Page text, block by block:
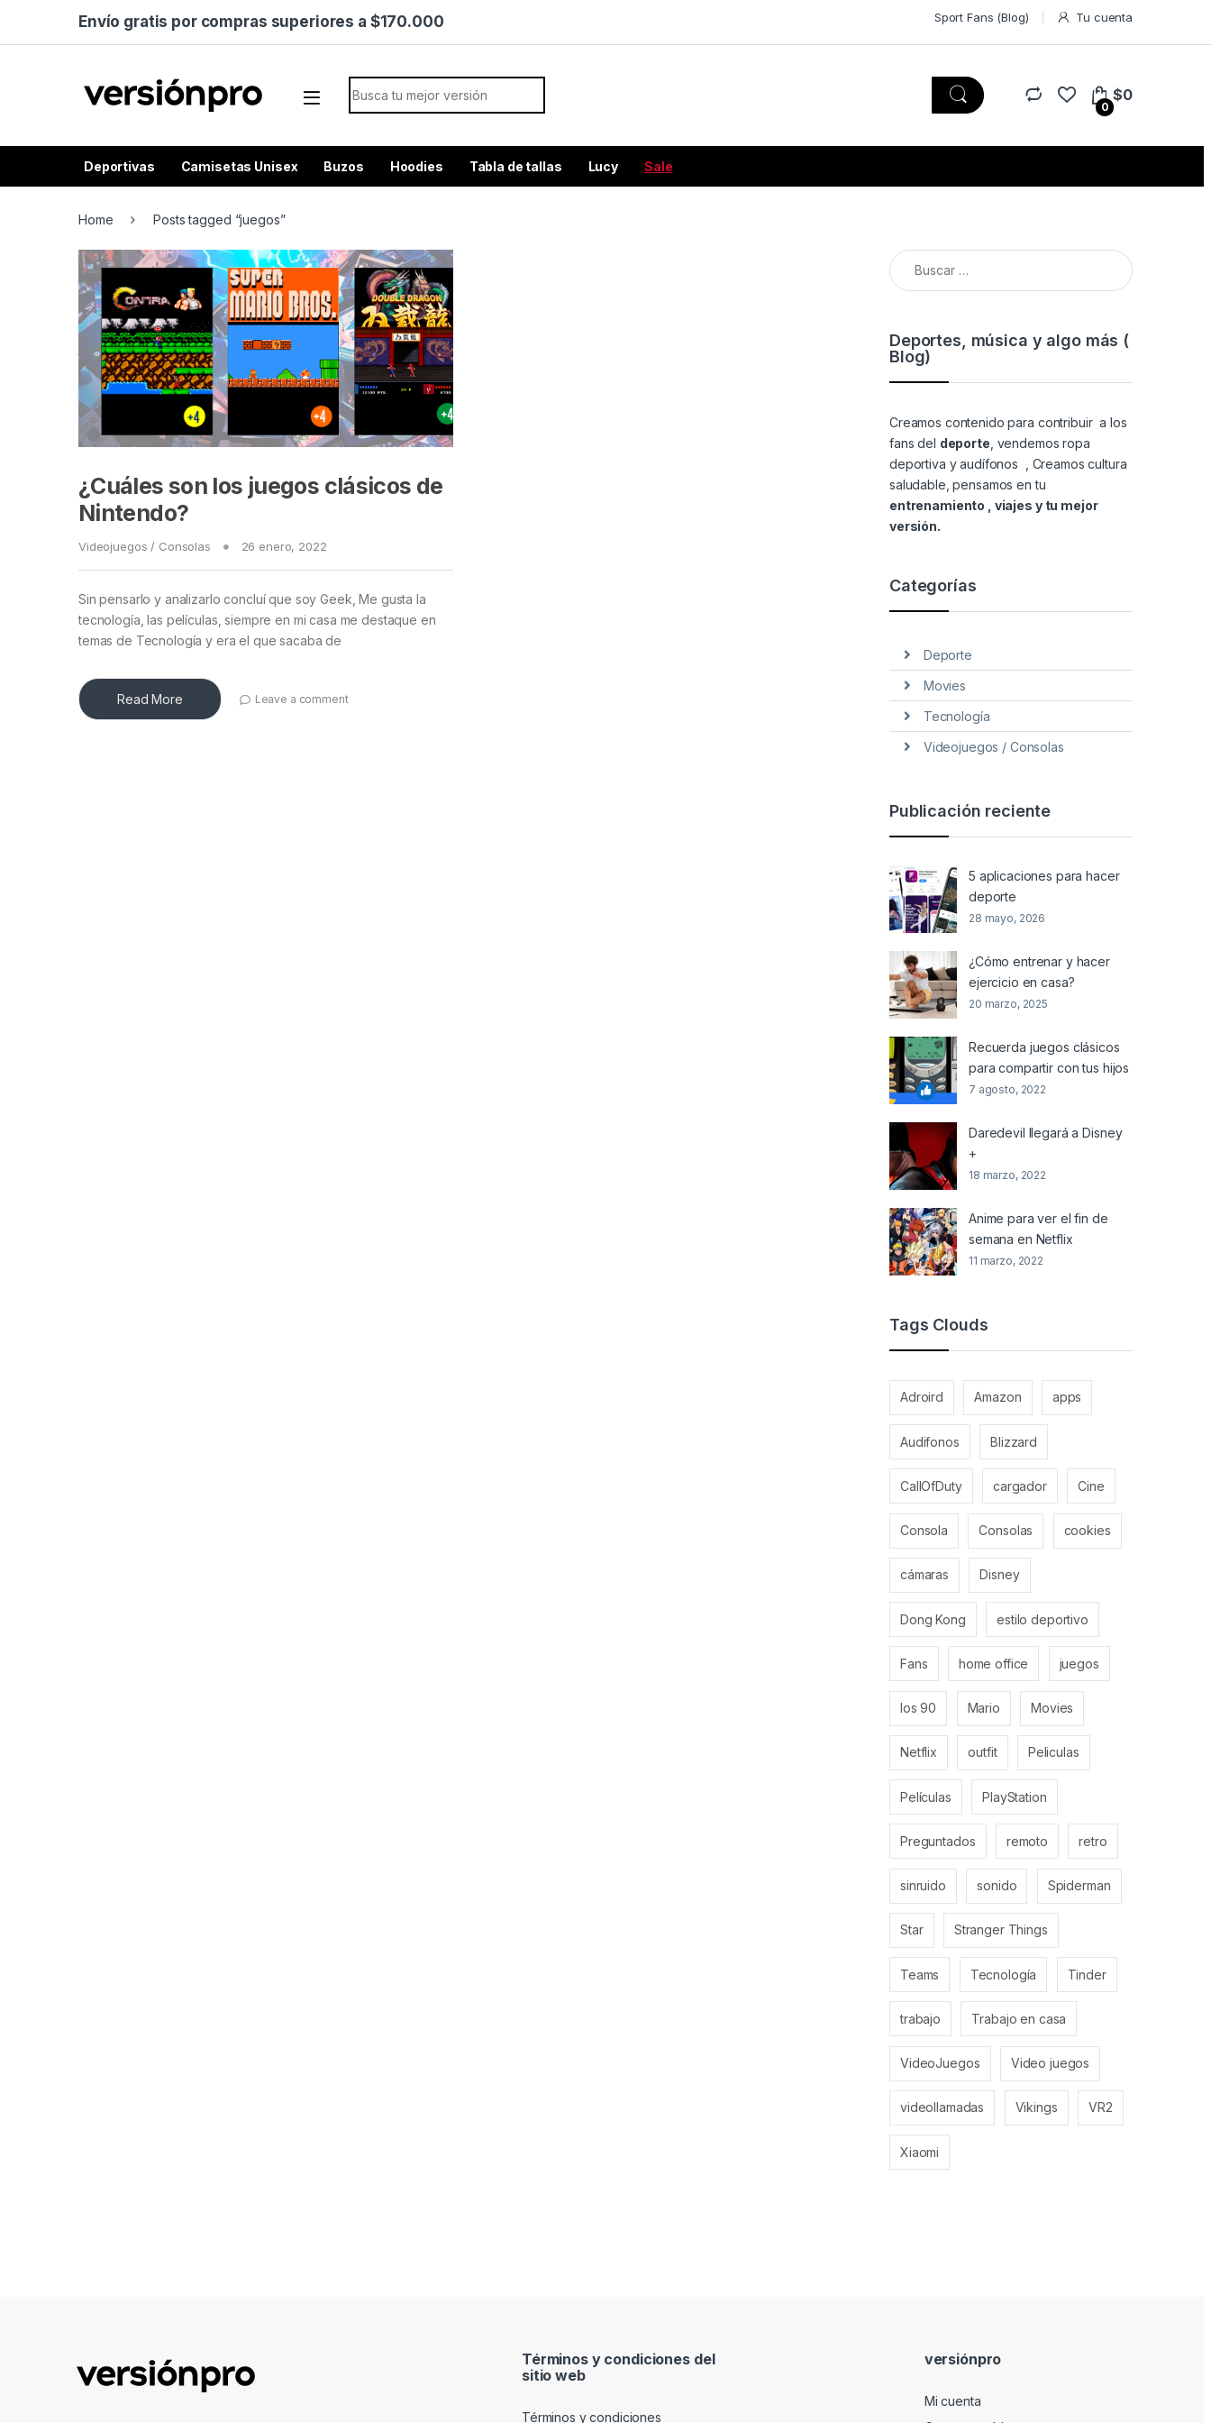
Envío gratis por compras superiores a $170.000 Sport Fans (Blog) Tu cuenta
Search for:
0
$0
Deportivas Camisetas Unisex Buzos Hoodies Tabla de tallas Lucy Sale
Home Posts tagged “juegos”
¿Cuáles son los juegos clásicos de
Nintendo?
Videojuegos / Consolas 26 enero, 2022
Sin pensarlo y analizarlo concluí que soy Geek, Me gusta la
tecnología, las películas, siempre en mi casa me destaque en
temas de Tecnología y era el que sacaba de
Read More Leave a comment
Buscar:
Deportes, música y algo más (
Blog)
Creamos contenido para contribuir a los
fans del deporte , vendemosropa
deportiva y audífonos , Creamos cultura
saludable, pensamos en tu
entrenamiento , viajes y tu mejor
versión.
Categorías
Deporte
Movies
Tecnología
Videojuegos / Consolas
Publicación reciente
5 aplicaciones para hacer
deporte
28 mayo, 2026
¿Cómo entrenar y hacer
ejercicio en casa?
20 marzo, 2025
Recuerda juegos clásicos
para compartir con tus hijos
7 agosto, 2022
Daredevil llegará a Disney
+
18 marzo, 2022
Anime para ver el fin de
semana en Netflix
11 marzo, 2022
Tags Clouds
Adroird Amazon apps
Audifonos Blizzard
CallOfDuty cargador Cine
Consola Consolas cookies
cámaras Disney
Dong Kong estilo deportivo
Fans home office juegos
los 90 Mario Movies
Netflix outfit Peliculas
Películas PlayStation
Preguntados remoto retro
sinruido sonido Spiderman
Star Stranger Things
Teams Tecnología Tinder
trabajo Trabajo en casa
VideoJuegos Video juegos
videollamadas Vikings VR2
Xiaomi
Términos y condiciones del
sitio web
Términos y condiciones
versiónpro
Mi cuenta